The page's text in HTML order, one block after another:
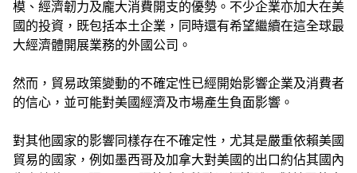
模、經濟韌力及龐大消費開支的優勢。不少企業亦加大在美
國的投資，既包括本土企業，同時還有希望繼續在這全球最
大經濟體開展業務的外國公司。
然而，貿易政策變動的不確定性已經開始影響企業及消費者
的信心，並可能對美國經濟及市場產生負面影響。
對其他國家的影響同樣存在不確定性，尤其是嚴重依賴美國
貿易的國家，例如墨西哥及加拿大對美國的出口約佔其國內